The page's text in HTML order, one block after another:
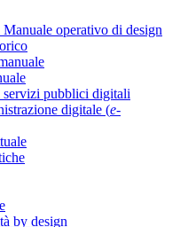
operativo di design
servizi pubblici digitali
digitale (e-
by design